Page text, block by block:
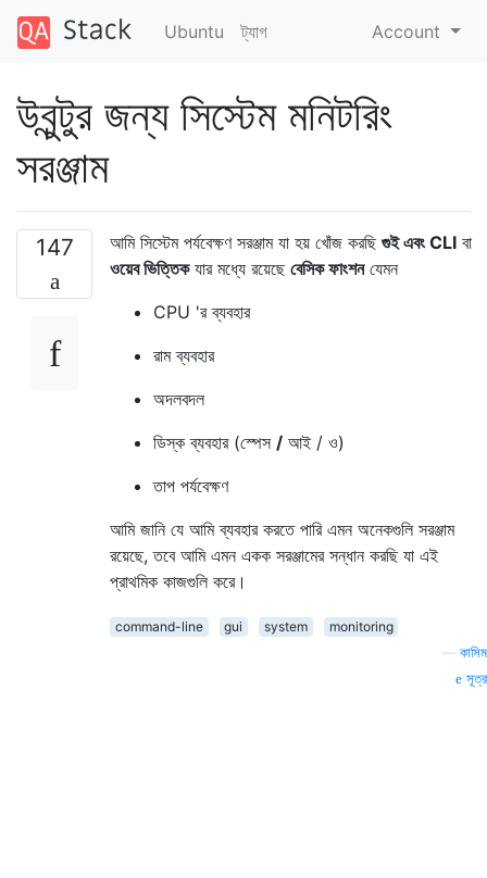
Ubuntu ট্যাগ Account
উবুন্টুর জন্য সিস্টেম মনিটরিং
সরঞ্জাম
147 আমি সিস্টেম পর্যবেক্ষণ সরঞ্জাম যা হয় খোঁজ করছি গুই এবং CLI বা
ওয়েব ভিত্তিকযার মধ্যে রয়েছে বেসিকফাংশনযেমন
CPU 'র ব্যবহার
রাম ব্যবহার
অদলবদল
ডিস্ক ব্যবহার (স্পেস / আই / ও)
তাপ পর্যবেক্ষণ
আমি জানি যে আমি ব্যবহার করতে পারি এমন অনেকগুলি সরঞ্জাম
রয়েছে, তবে আমি এমন একক সরঞ্জামের সন্ধান করছি যা এই
প্রাথমিক কাজগুলি করে।
command-line gui system
monitoring
কাসিম
সূত্র